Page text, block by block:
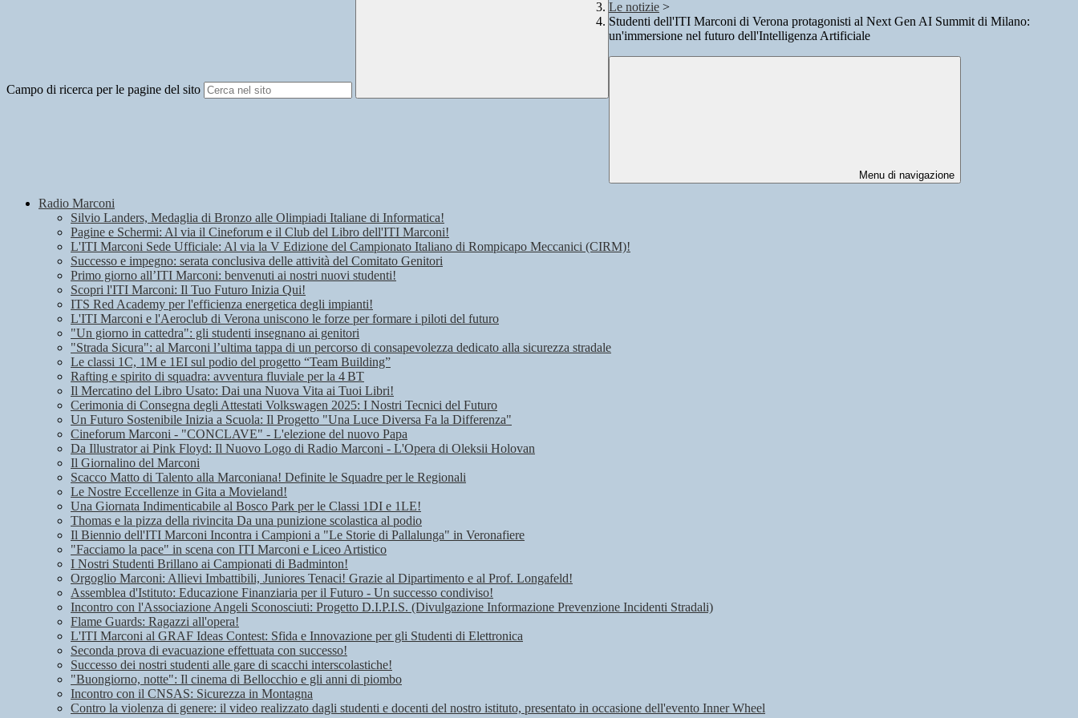
Campo di ricerca per le pagine del sito
Le notizie >
Studenti dell'ITI Marconi di Verona protagonisti al Next Gen AI Summit di Milano:
un'immersione nel futuro dell'Intelligenza Artificiale
Menu di navigazione
Radio Marconi
Silvio Landers, Medaglia di Bronzo alle Olimpiadi Italiane di Informatica!
Pagine e Schermi: Al via il Cineforum e il Club del Libro dell'ITI Marconi!
L'ITI Marconi Sede Ufficiale: Al via la V Edizione del Campionato Italiano di Rompicapo Meccanici (CIRM)!
Successo e impegno: serata conclusiva delle attività del Comitato Genitori
Primo giorno all’ITI Marconi: benvenuti ai nostri nuovi studenti!
Scopri l'ITI Marconi: Il Tuo Futuro Inizia Qui!
ITS Red Academy per l'efficienza energetica degli impianti!
L'ITI Marconi e l'Aeroclub di Verona uniscono le forze per formare i piloti del futuro
"Un giorno in cattedra": gli studenti insegnano ai genitori
"Strada Sicura": al Marconi l’ultima tappa di un percorso di consapevolezza dedicato alla sicurezza stradale
Le classi 1C, 1M e 1EI sul podio del progetto “Team Building”
Rafting e spirito di squadra: avventura fluviale per la 4 BT
Il Mercatino del Libro Usato: Dai una Nuova Vita ai Tuoi Libri!
Cerimonia di Consegna degli Attestati Volkswagen 2025: I Nostri Tecnici del Futuro
Un Futuro Sostenibile Inizia a Scuola: Il Progetto "Una Luce Diversa Fa la Differenza"
Cineforum Marconi - "CONCLAVE" - L'elezione del nuovo Papa
Da Illustrator ai Pink Floyd: Il Nuovo Logo di Radio Marconi - L'Opera di Oleksii Holovan
Il Giornalino del Marconi
Scacco Matto di Talento alla Marconiana! Definite le Squadre per le Regionali
Le Nostre Eccellenze in Gita a Movieland!
Una Giornata Indimenticabile al Bosco Park per le Classi 1DI e 1LE!
Thomas e la pizza della rivincita Da una punizione scolastica al podio
Il Biennio dell'ITI Marconi Incontra i Campioni a "Le Storie di Pallalunga" in Veronafiere
"Facciamo la pace" in scena con ITI Marconi e Liceo Artistico
I Nostri Studenti Brillano ai Campionati di Badminton!
Orgoglio Marconi: Allievi Imbattibili, Juniores Tenaci! Grazie al Dipartimento e al Prof. Longafeld!
Assemblea d'Istituto: Educazione Finanziaria per il Futuro - Un successo condiviso!
Incontro con l'Associazione Angeli Sconosciuti: Progetto D.I.P.I.S. (Divulgazione Informazione Prevenzione Incidenti Stradali)
Flame Guards: Ragazzi all'opera!
L'ITI Marconi al GRAF Ideas Contest: Sfida e Innovazione per gli Studenti di Elettronica
Seconda prova di evacuazione effettuata con successo!
Successo dei nostri studenti alle gare di scacchi interscolastiche!
"Buongiorno, notte": Il cinema di Bellocchio e gli anni di piombo
Incontro con il CNSAS: Sicurezza in Montagna
Contro la violenza di genere: il video realizzato dagli studenti e docenti del nostro istituto, presentato in occasione dell'evento Inner Wheel